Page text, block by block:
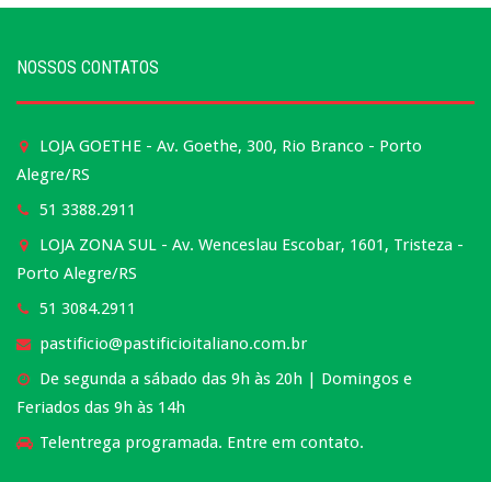
NOSSOS CONTATOS
LOJA GOETHE - Av. Goethe, 300, Rio Branco - Porto
Alegre/RS
51 3388.2911
LOJA ZONA SUL - Av. Wenceslau Escobar, 1601, Tristeza -
Porto Alegre/RS
51 3084.2911
pastificio@pastificioitaliano.com.br
De segunda a sábado das 9h às 20h | Domingos e
Feriados das 9h às 14h
Telentrega programada. Entre em contato.